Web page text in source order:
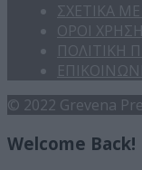
ΣΧΕΤΙΚΑ
ΟΡΟΙ
ΠΟΛΙΤΙΚΗ
© 2022 Grevena
Welcome Back!